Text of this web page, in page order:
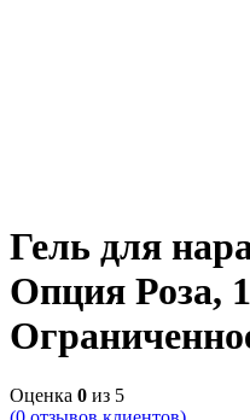
Гель для
Опция Роза,
Оценка 0 из 5